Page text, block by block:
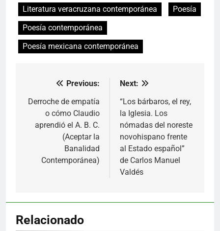
Literatura veracruzana contemporánea
Poesía
Poesía contemporánea
Poesía mexicana contemporánea
Navegación
de
entradas
Previous:
Derroche de empatía
o cómo Claudio
aprendió el A. B. C.
(Aceptar la
Banalidad
Contemporánea)
Next:
“Los bárbaros, el rey,
la Iglesia. Los
nómadas del noreste
novohispano frente
al Estado español”
de Carlos Manuel
Valdés
Relacionado